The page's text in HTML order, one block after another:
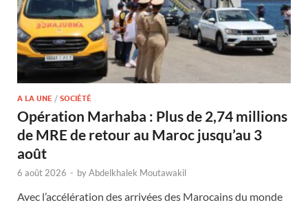
A LA UNE / SOCIÉTÉ
Opération Marhaba : Plus de 2,74 millions
de MRE de retour au Maroc jusqu’au 3
août
6 août 2026 - byAbdelkhalek Moutawakil
Avec l’accélération des arrivées des Marocains du monde